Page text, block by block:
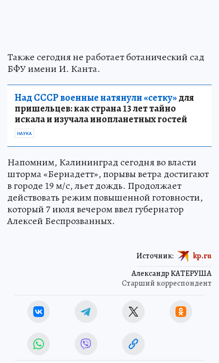
Также сегодня не работает ботанический сад
БФУ имени И. Канта.
Над СССР военные натянули «сетку»для
пришельцев: как страна 13 лет тайно
искала и изучала инопланетных гостей
НАУКА
Напомним, Калининград сегодня во власти
шторма «Бернадетт», порывы ветра достигают
в городе 19 м/с, льет дождь. Продолжает
действовать режим повышенной готовности,
который 7 июля вечером ввел губернатор
Алексей Беспрозванных.
Александр КАТЕРУША
Старший корреспондент
Источник: kp.ru